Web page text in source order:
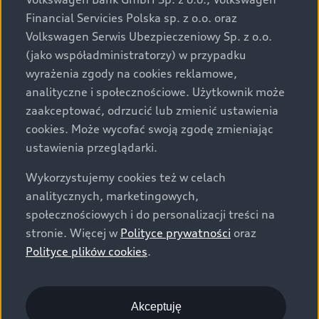
za dopłatą. Wiążące ustalenie ceny, wyposażenia i
specyfikacji pojazdu następują w umowie sprzedaży, a
określenie parametrów technicznych zawiera
świadectwo homologacji typu pojazdu. Zastrzegamy
sobie prawo do zmian i pomyłek. Wszelkie informacje
prezentowane na stronie są aktualne na dzień ich
zamieszczania. W celu uzyskania najnowszych
informacji prosimy kontaktować się z Partnerem Marki
Audi.
Wszystkie produkowane obecnie samochody marki Audi
są wykonywane z materiałów spełniających pod
względem możliwości odzysku i recyklingu wymagania
określone w normie ISO 22628 i są zgodne z
europejskimi świadectwami homologacji wydanymi wg
o.o. podlega obowiązkowi zapewnienia wszystkim
użytkownikom samochodów marki Volkswagen sieci
Financial Servicies Polska sp. z o.o. oraz
Volkswagen Serwis Ubezpieczeniowy Sp. z o.o.
(jako współadministratorzy) w przypadku
wyrażenia zgody na cookies reklamowe,
analityczne i społecznościowe. Użytkownik może
zaakceptować, odrzucić lub zmienić ustawienia
cookies. Może wycofać swoją zgodę zmieniając
ustawienia przeglądarki.
Wykorzystujemy cookies też w celach
analitycznych, marketingowych,
społecznościowych i do personalizacji treści na
stronie. Więcej w Polityce prywatności oraz
Polityce plików cookies.
Akceptuję